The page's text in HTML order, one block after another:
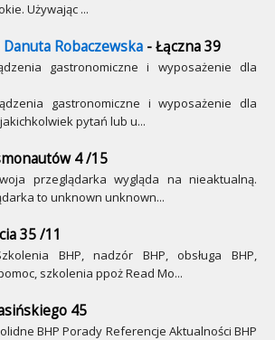
Używając ...
Robaczewska - Łączna 39
gastronomiczne i wyposażenie dla
gastronomiczne i wyposażenie dla
pytań lub u...
4 /15
przeglądarka wygląda na nieaktualną.
to unknown unknown...
35 /11
BHP, nadzór BHP, obsługa BHP,
szkolenia ppoż Read Mo...
45
BHP Porady Referencje Aktualności BHP